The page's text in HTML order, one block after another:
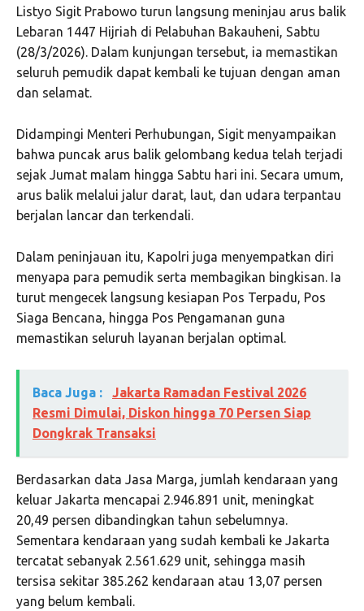
Listyo Sigit Prabowo turun langsung meninjau arus balik
Lebaran 1447 Hijriah di Pelabuhan Bakauheni, Sabtu
(28/3/2026). Dalam kunjungan tersebut, ia memastikan
seluruh pemudik dapat kembali ke tujuan dengan aman
dan selamat.
Didampingi Menteri Perhubungan, Sigit menyampaikan
bahwa puncak arus balik gelombang kedua telah terjadi
sejak Jumat malam hingga Sabtu hari ini. Secara umum,
arus balik melalui jalur darat, laut, dan udara terpantau
berjalan lancar dan terkendali.
Dalam peninjauan itu, Kapolri juga menyempatkan diri
menyapa para pemudik serta membagikan bingkisan. Ia
turut mengecek langsung kesiapan Pos Terpadu, Pos
Siaga Bencana, hingga Pos Pengamanan guna
memastikan seluruh layanan berjalan optimal.
Baca Juga :
Jakarta Ramadan Festival 2026
Resmi Dimulai, Diskon hingga 70 Persen Siap
Dongkrak Transaksi
Berdasarkan data Jasa Marga, jumlah kendaraan yang
keluar Jakarta mencapai 2.946.891 unit, meningkat
20,49 persen dibandingkan tahun sebelumnya.
Sementara kendaraan yang sudah kembali ke Jakarta
tercatat sebanyak 2.561.629 unit, sehingga masih
tersisa sekitar 385.262 kendaraan atau 13,07 persen
yang belum kembali.